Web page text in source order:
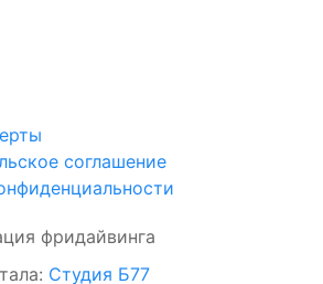
соглашение
фридайвинга
Студия Б77